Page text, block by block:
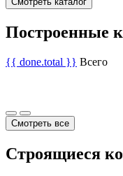
Построенные
{{ done.total }} Всего
Смотреть все
Строящиеся